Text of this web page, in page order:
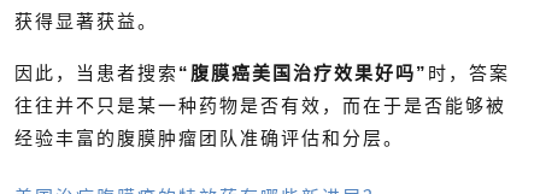
获得显著获益。
因此，当患者搜索 “腹膜癌美国治疗效果好吗” 时，答案
往往并不只是某一种药物是否有效，而在于是否能够被
经验丰富的腹膜肿瘤团队准确评估和分层。